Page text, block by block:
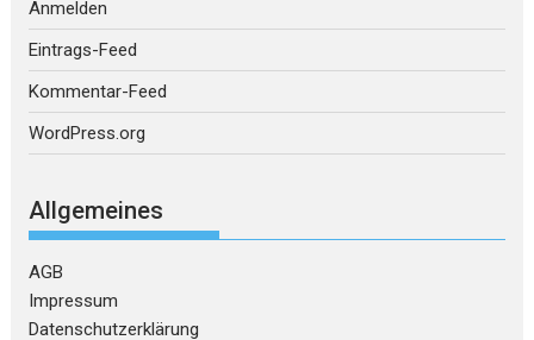
Anmelden
Eintrags-Feed
Kommentar-Feed
WordPress.org
Allgemeines
AGB
Impressum
Datenschutzerklärung